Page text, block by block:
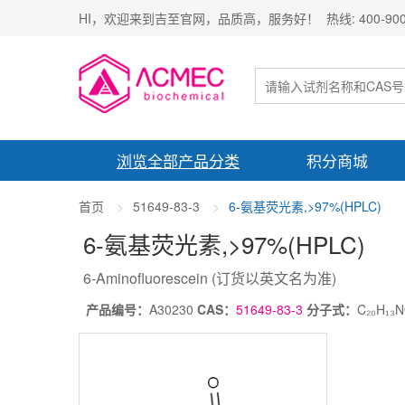
HI，欢迎来到吉至官网，品质高，服务好！ 热线: 400-
浏览全部产品分类 积分商城
首页 51649-83-3 6-氨基荧光素,>97%(HPLC)
6-氨基荧光素,>97%(HPLC)
6-Aminofluorescein (订货以英文名为准)
产品编号： A30230 CAS： 51649-83-3 分子式：